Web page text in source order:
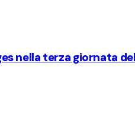
nella terza giornata